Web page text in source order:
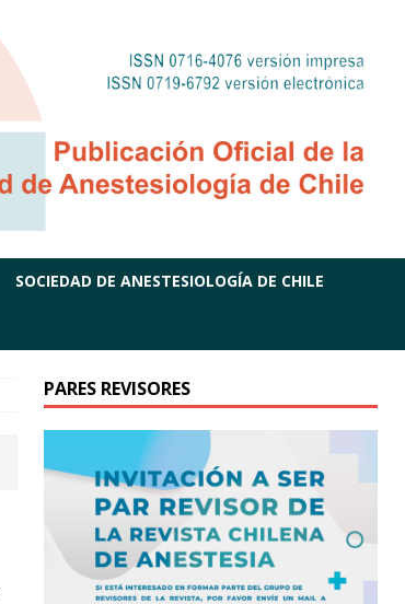
SOCIEDAD DE ANESTESIOLOGÍA DE CHILE
PARES REVISORES